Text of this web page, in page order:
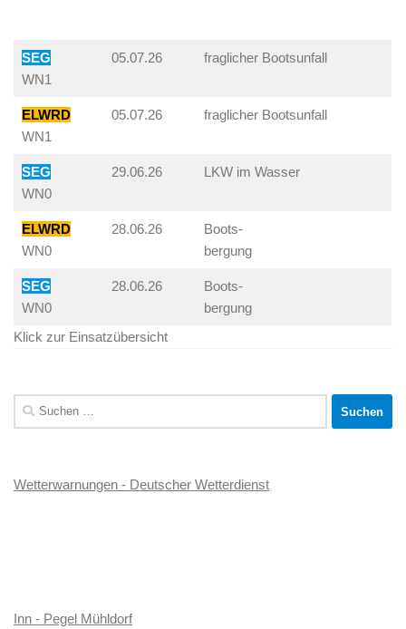
SEG
WN1
05.07.26 fraglicher Bootsunfall
ELWRD
WN1
05.07.26 fraglicher Bootsunfall
SEG
WN0
29.06.26 LKW im Wasser
ELWRD
WN0
28.06.26
Boots-
bergung
SEG
WN0
28.06.26
Boots-
bergung
Klick zur Einsatzübersicht
Suchen
nach:
Wetterwarnungen - Deutscher Wetterdienst
Inn - Pegel Mühldorf